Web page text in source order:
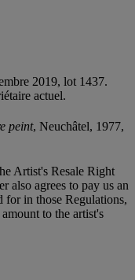
2019, lot 1437.
actuel.
peint, Neuchâtel, 1977,
Artist's Resale Right
also agrees to pay us an
for in those Regulations,
to the artist's